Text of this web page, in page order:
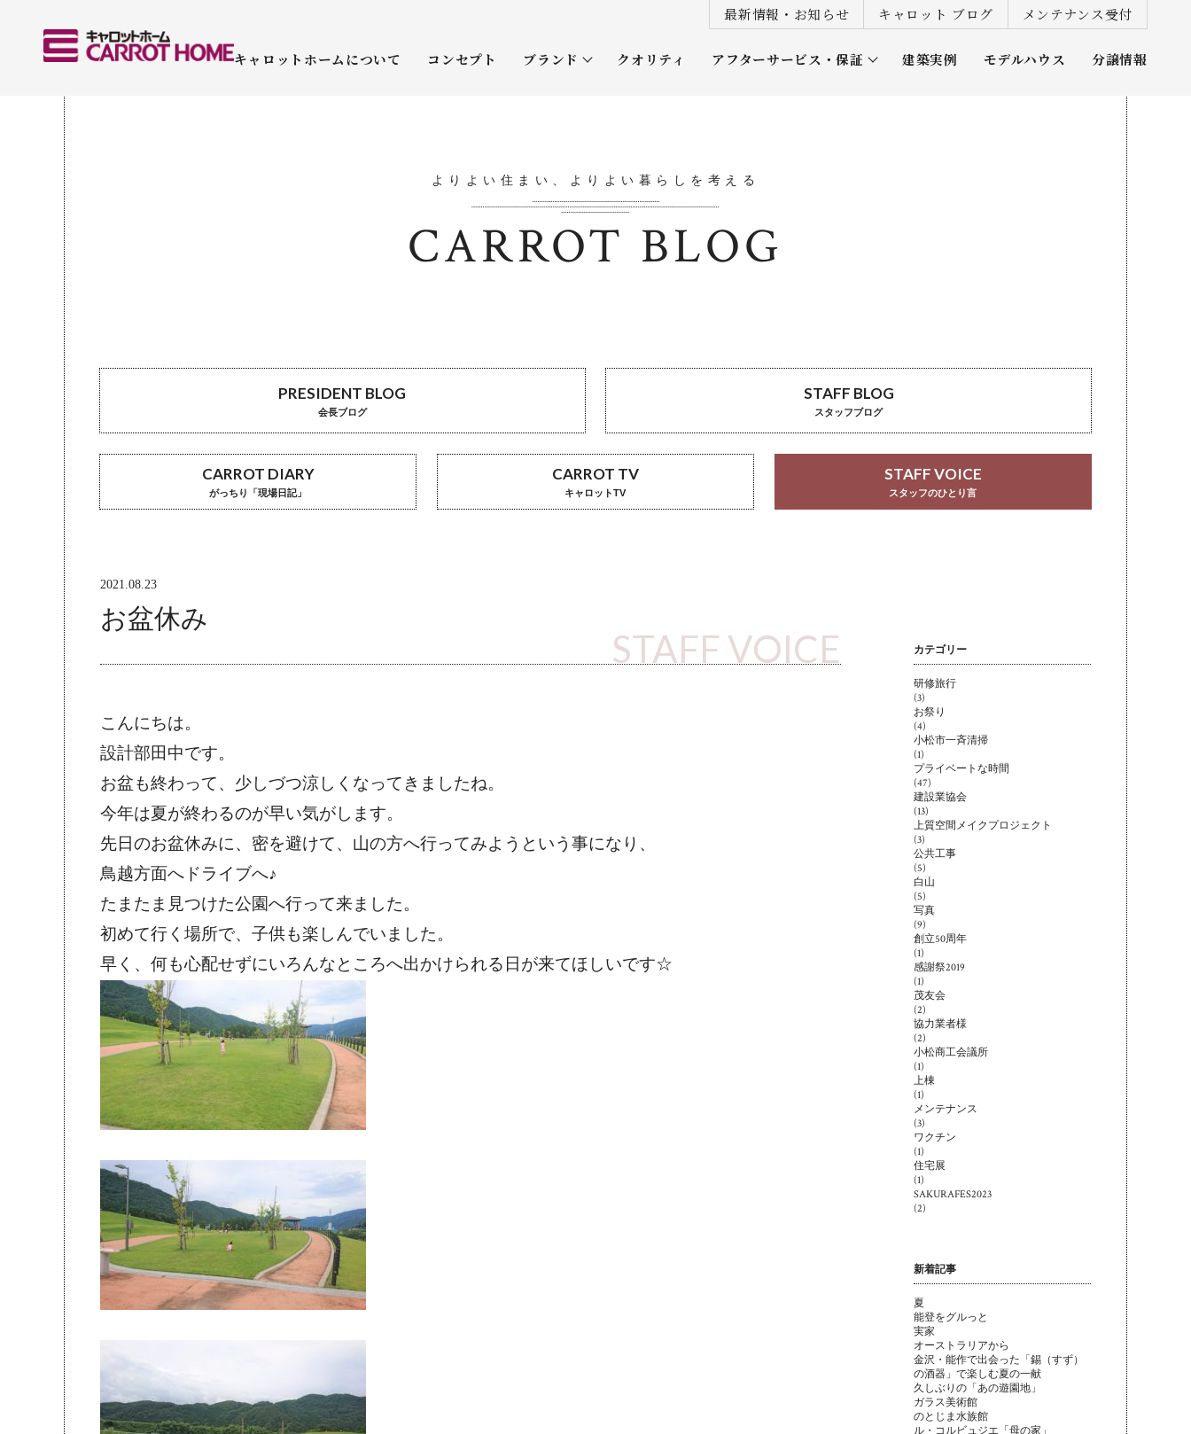
最新情報・お知らせ キャロット ブログ メンテナンス受付
キャロットホームについて コンセプト ブランド
平屋
クオリティ アフターサービス・保証 建築実例 モデルハウス 分譲情報
よりよい住まい、よりよい暮らしを考える
CARROT BLOG
PRESIDENT BLOG
会長ブログ
STAFF BLOG
スタッフブログ
CARROT DIARY
がっちり「現場日記」
CARROT TV
キャロットTV
STAFF VOICE
スタッフのひとり言
2021.08.23
お盆休み
STAFF VOICE
こんにちは。
設計部田中です。
お盆も終わって、少しづつ涼しくなってきましたね。
今年は夏が終わるのが早い気がします。
先日のお盆休みに、密を避けて、山の方へ行ってみようという事になり、
鳥越方面へドライブへ♪
たまたま見つけた公園へ行って来ました。
初めて行く場所で、子供も楽しんでいました。
早く、何も心配せずにいろんなところへ出かけられる日が来てほしいです☆
カテゴリー
研修旅行
(3)
お祭り
(4)
小松市一斉清掃
(1)
プライベートな時間
(47)
建設業協会
(13)
上質空間メイクプロジェクト
(3)
公共工事
(5)
白山
(5)
写真
(9)
創立50周年
(1)
感謝祭2019
(1)
茂友会
(2)
協力業者様
(2)
小松商工会議所
(1)
上棟
(1)
メンテナンス
(3)
ワクチン
(1)
住宅展
(1)
SAKURAFES2023
(2)
新着記事
夏
能登をグルっと
実家
オーストラリアから
金沢・能作で出会った「錫（すず）
の酒器」で楽しむ夏の一献
久しぶりの「あの遊園地」
ガラス美術館
のとじま水族館
ル・コルビュジエ「母の家」